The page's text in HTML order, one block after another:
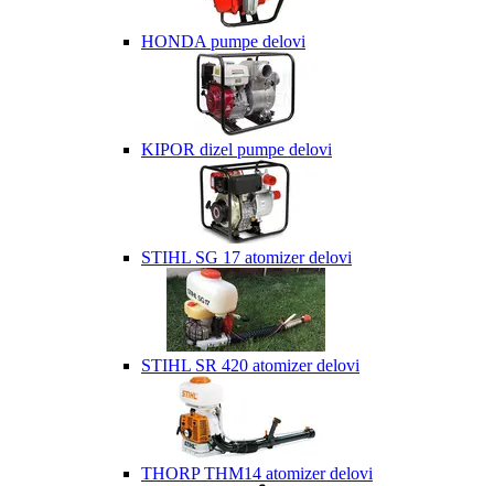
HONDA pumpe delovi
KIPOR dizel pumpe delovi
STIHL SG 17 atomizer delovi
STIHL SR 420 atomizer delovi
THORP THM14 atomizer delovi